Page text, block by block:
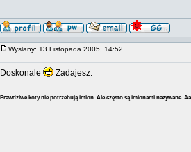
Wysłany: 13 Listopada 2005, 14:52
Doskonale
Zadajesz.
Prawdziwe koty nie potrzebują imion. Ale często są imionami nazywane.